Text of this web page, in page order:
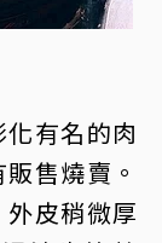
有名的肉
售燒賣。
皮稍微厚